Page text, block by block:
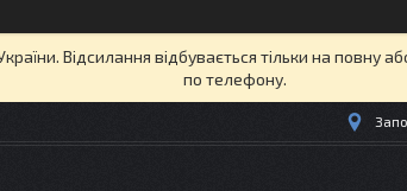
Відсилання відбувається тільки на повну
по телефону.